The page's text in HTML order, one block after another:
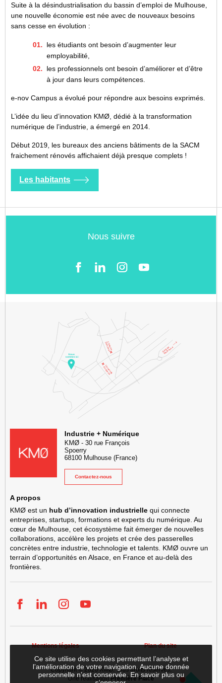
Suite à la désindustrialisation du bassin d’emploi de Mulhouse,
une nouvelle économie est née avec de nouveaux besoins
sans cesse en évolution :
les étudiants ont besoin d’augmenter leur
employabilité,
les professionnels ont besoin d’améliorer et d’être
à jour dans leurs compétences.
e-nov Campus a évolué pour répondre aux besoins exprimés.
L’idée du lieu d’innovation KMØ, dédié à la transformation
numérique de l’industrie, a émergé en 2014.
Début 2019, les bureaux des anciens bâtiments de la SACM
fraichement rénovés affichaient déjà presque complets !
Les habitants
Nous suivre
KMØ Hub d’innovation industrielle et lieu événementiel au cœur
Industrie + Numérique
KMØ- 30 rue François
Spoerry
68100 Mulhouse (France)
Contactez-nous
A propos
KMØ est un hub d’innovation industrielle qui connecte
entreprises, startups, formations et experts du numérique. Au
cœur de Mulhouse, cet écosystème fait émerger de nouvelles
collaborations, accélère les projets et crée des passerelles
concrètes entre industrie, technologie et talents. KMØ ouvre un
terrain d’opportunités en Alsace, en France et au-delà des
frontières.
Mentions légales Plan du site
Copyright © 2026KMØ. Tous droits réservés.
Une réalisation Première Place
Ce site utilise des cookies permettant l’analyse et
l’amélioration de votre navigation. Aucune donnée
personnelle n’est conservée. En savoir plus ou